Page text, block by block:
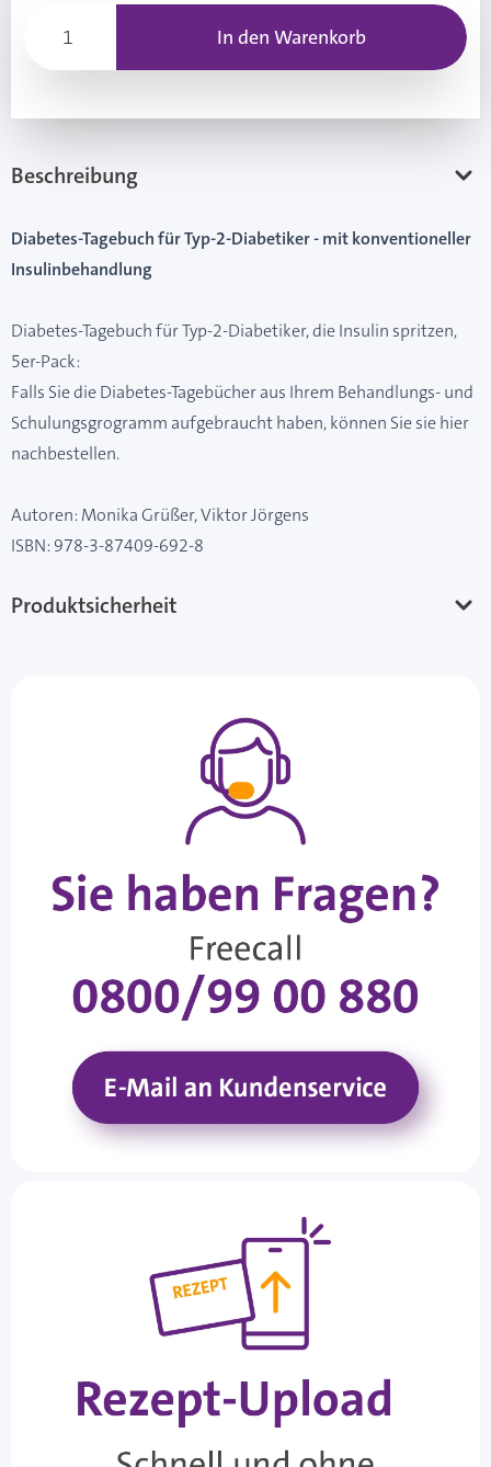
In den Warenkorb
Beschreibung
Diabetes-Tagebuch für Typ-2-Diabetiker - mit konventioneller
Insulinbehandlung
Diabetes-Tagebuch für Typ-2-Diabetiker, die Insulin spritzen,
5er-Pack:
Falls Sie die Diabetes-Tagebücher aus Ihrem Behandlungs- und
Schulungsgrogramm aufgebraucht haben, können Sie sie hier
nachbestellen.
Autoren: Monika Grüßer, Viktor Jörgens
ISBN: 978-3-87409-692-8
Produktsicherheit